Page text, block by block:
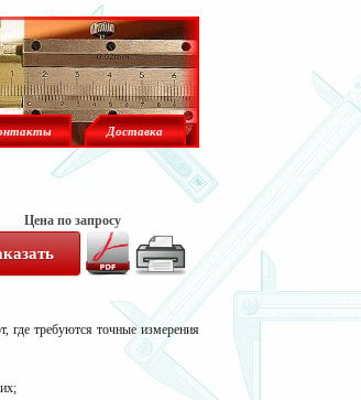
Доставка
Цена по запросу
где требуются точные измерения